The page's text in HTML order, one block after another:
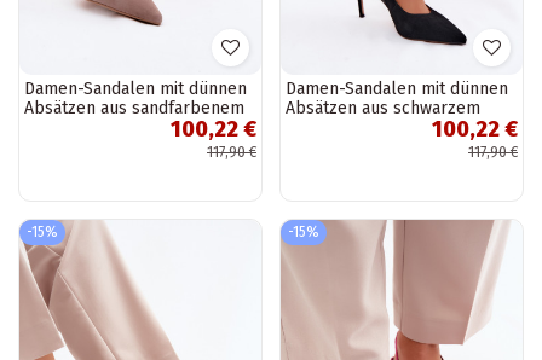
Damen-Sandalen mit dünnen
Absätzen aus sandfarbenem
Kunstveloursleder Kandy
100,22 €
117,90 €
Damen-Sandalen mit dünnen
Absätzen aus schwarzem
Kunstveloursleder Kandy
100,22 €
117,90 €
-15% -15%